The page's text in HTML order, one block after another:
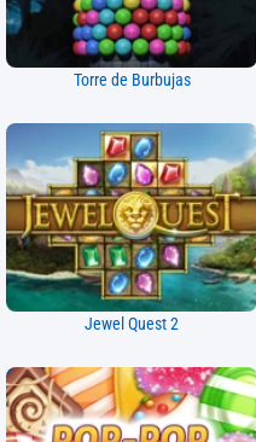
Torre de Burbujas
Jewel Quest 2